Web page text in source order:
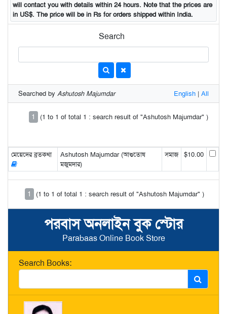
পরবাস অনলাইন বুক স্টোর
Parabaas Online Book Store
Search Books:
will contact you with details within 24 hours. Note that the prices are
in US$. The price will be in Rs for orders shipped within India.
Search
Searched by Ashutosh Majumdar English | All
1 (1 to 1 of total 1 : search result of "Ashutosh Majumdar" )
মেয়েদের ব্রতকথা
Ashutosh Majumdar (আশুতোষ
মজুমদার)
সমাজ $10.00
1 (1 to 1 of total 1 : search result of "Ashutosh Majumdar" )